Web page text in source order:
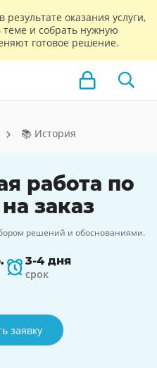
оказания услуги,
теме и собрать нужную
готовое решение.
📚 История
работа по
заказ
решений и обоснованиями.
3-4 дня
срок
заявку